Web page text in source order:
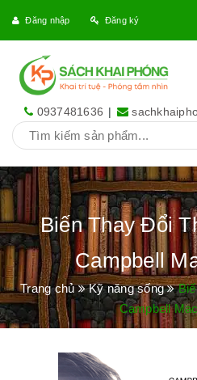
Đăng nhập Đăng ký
0937481636 |
Biến Thay Đổi
Campbell
Trang chủ Kỹ năng sống
Campbell